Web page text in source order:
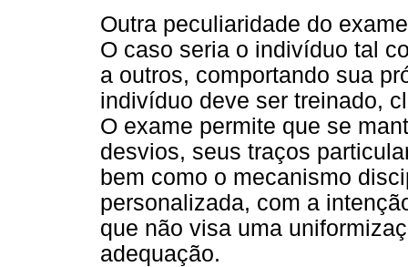
Outra peculiaridade do
O caso seria o indivíduo tal
a outros, comportando sua
indivíduo deve ser treinado,
O exame permite que se
desvios, seus traços
bem como o mecanismo
personalizada, com a
que não visa uma
adequação.